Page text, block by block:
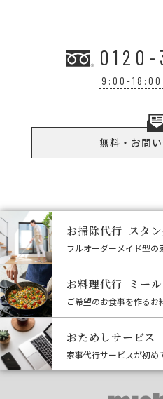
9:00-18:00
無料・お問
お掃除代行 スタン
フルオーダーメイド型の
お料理代行 ミー
ご希望のお食事を作るお
おためしサービス
家事代行サービスが初め